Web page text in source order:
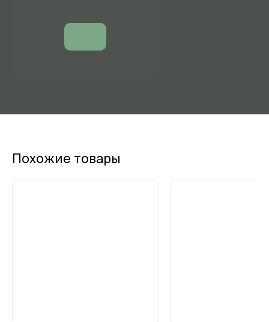
Похожие товары